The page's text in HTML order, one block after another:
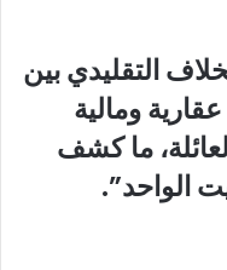
التقليدي بين
ومالية
ما كشف
الواحد”.